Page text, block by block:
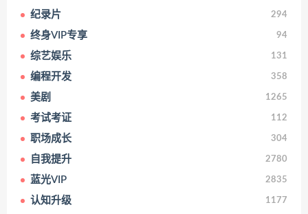
纪录片 294
终身VIP专享 94
综艺娱乐 131
编程开发 358
美剧 1265
考试考证 112
职场成长 304
自我提升 2780
蓝光VIP 2835
认知升级 1177